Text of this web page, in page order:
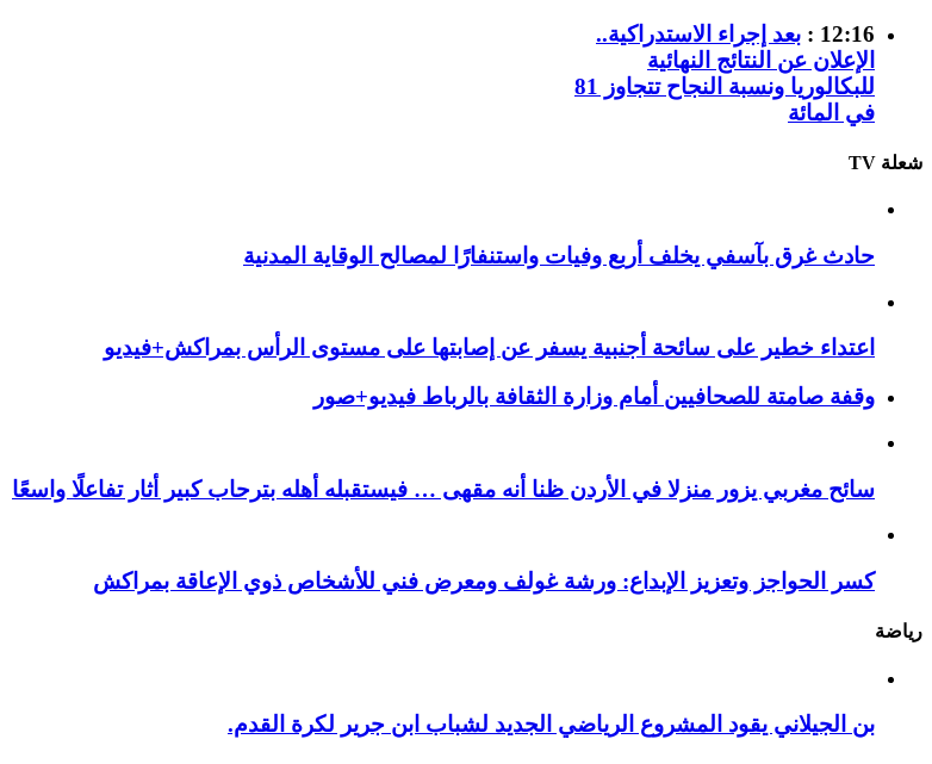
12:16 :
بعد إجراء الاستدراكية..
الإعلان عن النتائج النهائية
للبكالوريا ونسبة النجاح تتجاوز 81
في المائة
شعلة TV
حادث غرق بآسفي يخلف أربع وفيات واستنفارًا لمصالح الوقاية المدنية
اعتداء خطير على سائحة أجنبية يسفر عن إصابتها على مستوى الرأس بمراكش+فيديو
وقفة صامتة للصحافيين أمام وزارة الثقافة بالرباط فيديو+صور
سائح مغربي يزور منزلا في الأردن ظنا أنه مقهى … فيستقبله أهله بترحاب كبير أثار تفاعلًا واسعًا
كسر الحواجز وتعزيز الإبداع: ورشة غولف ومعرض فني للأشخاص ذوي الإعاقة بمراكش
رياضة
بن الجيلاني يقود المشروع الرياضي الجديد لشباب ابن جرير لكرة القدم.